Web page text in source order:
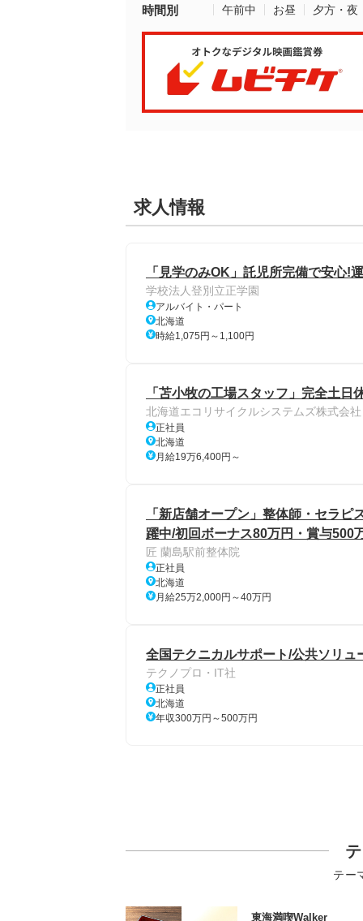
時間別 午前中 お昼 夕方・夜
求人情報
「見学のみOK」託児所完備で安心!
学校法人登別立正学園
アルバイト・パート
北海道
時給1,075円～1,100円
「苫小牧の工場スタッフ」完全土
北海道エコリサイクルシステムズ株式会社
正社員
北海道
月給19万6,400円～
「新店舗オープン」整体師・セラ
躍中/初回ボーナス80万円・賞与500
匠 蘭島駅前整体院
正社員
北海道
月給25万2,000円～40万円
全国テクニカルサポート/公共ソリ
テクノプロ・IT社
正社員
北海道
年収300万円～500万円
テー
東海満喫Walker